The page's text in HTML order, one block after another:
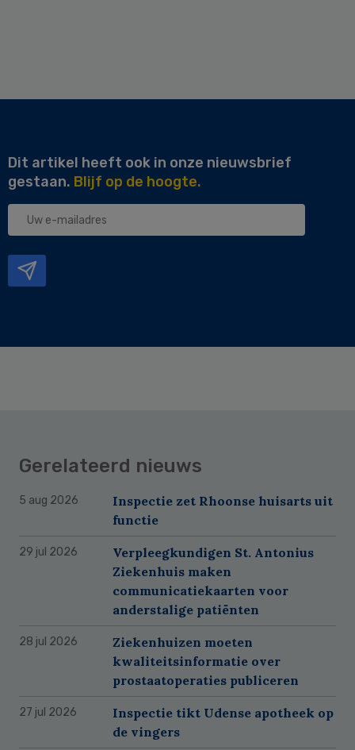
Dit artikel heeft ook in onze nieuwsbrief
gestaan. Blijf op de hoogte.
Uw
Gerelateerd nieuws
5 aug 2026
Inspectie zet Rhoonse huisarts uit
functie
29 jul 2026
Verpleegkundigen St. Antonius
Ziekenhuis maken
communicatiekaarten voor
anderstalige patiënten
28 jul 2026
Ziekenhuizen moeten
kwaliteitsinformatie over
prostaatoperaties publiceren
27 jul 2026
Inspectie tikt Udense apotheek op
de vingers